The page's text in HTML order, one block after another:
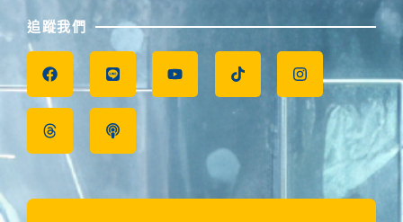
追蹤我們
F
a
c
e
b
o
o
L
i
e
Y
o
t
T
i
k
t
I
n
t
T
h
r
e
a
d
s
P
o
c
a
s
t